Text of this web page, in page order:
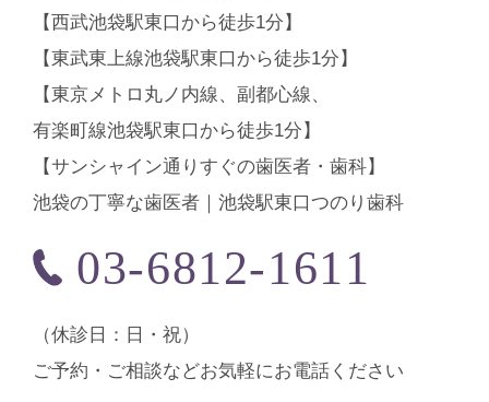
【西武池袋駅東口から徒歩1分】
【東武東上線池袋駅東口から徒歩1分】
【東京メトロ丸ノ内線、副都心線、
有楽町線池袋駅東口から徒歩1分】
【サンシャイン通りすぐの歯医者・歯科】
池袋の丁寧な歯医者｜池袋駅東口つのり歯科
03-6812-1611
（休診⽇：日・祝）
ご予約・ご相談などお気軽にお電話ください